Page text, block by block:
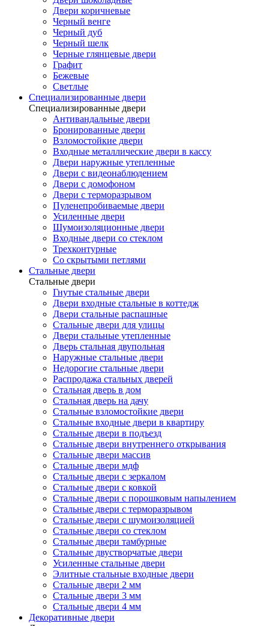
Двери коричневые
Черный венге
Черный дуб
Черный шелк
Черные глянцевые двери
Графит
Бежевые
Светлые
Специализированные двери
Специализированные двери
Антивандальные двери
Бронированные двери
Взломостойкие двери
Входные металлические двери в кассу
Двери наружные утепленные
Двери с видеонаблюдением
Двери с домофоном
Двери с терморазрывом
Пуленепробиваемые двери
Усиленные двери
Шумоизоляционные двери
Входные двери со стеклом
Трехконтурные
Со скрытыми петлями
Стальные двери
Стальные двери
Гнутые стальные двери
Двери входные стальные в коттедж
Двери стальные распашные
Стальные двери для улицы
Двери стальные утепленные
Дверь стальная двупольная
Наружные стальные двери
Недорогие стальные двери
Распродажа стальных дверей
Стальная дверь в дом
Стальная дверь на дачу
Стальные взломостойкие двери
Стальные входные двери в квартиру
Стальные двери в подъезд
Стальные двери внутреннего открывания
Стальные двери массив
Стальные двери мдф
Стальные двери с зеркалом
Стальные двери с ковкой
Стальные двери с порошковым напылением
Стальные двери с терморазрывом
Стальные двери с шумоизоляцией
Стальные двери со стеклом
Стальные двери тамбурные
Стальные двустворчатые двери
Усиленные стальные двери
Элитные стальные входные двери
Стальные двери 2 мм
Стальные двери 3 мм
Стальные двери 4 мм
Декоративные двери